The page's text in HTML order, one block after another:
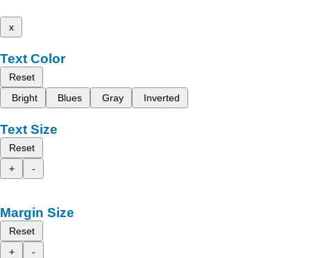
x
Text Color
Reset
Bright
Blues Gray Inverted
Text Size
Reset
+
-
Margin Size
Reset
+
-